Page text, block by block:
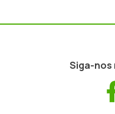
Siga-nos